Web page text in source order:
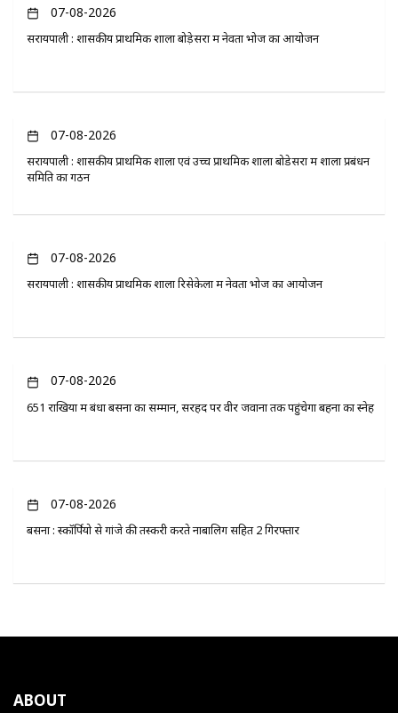
07-08-2026
सरायपाली : शासकीय प्राथमिक शाला बोड़ेसरा में नेवता भोज का आयोजन
07-08-2026
सरायपाली : शासकीय प्राथमिक शाला एवं उच्च प्राथमिक शाला बोडेसरा में शाला प्रबंधन
समिति का गठन
07-08-2026
सरायपाली : शासकीय प्राथमिक शाला रिसेकेला में नेवता भोज का आयोजन
07-08-2026
651 राखियों में बंधा बसना का सम्मान, सरहद पर वीर जवानों तक पहुंचेगा बहनों का स्नेह
07-08-2026
बसना : स्कॉर्पियो से गांजे की तस्करी करते नाबालिग सहित 2 गिरफ्तार
ABOUT